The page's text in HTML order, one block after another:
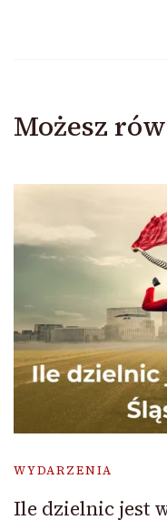
Możesz
WYDARZENIA
Ile dzielnic jest